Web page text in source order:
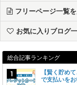
フリーページ一覧
お気に入りブログ
総合記事ランキング
【賢く貯め
で支払いを